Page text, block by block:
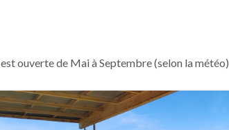
est ouverte de Mai à Septembre (selon la météo)